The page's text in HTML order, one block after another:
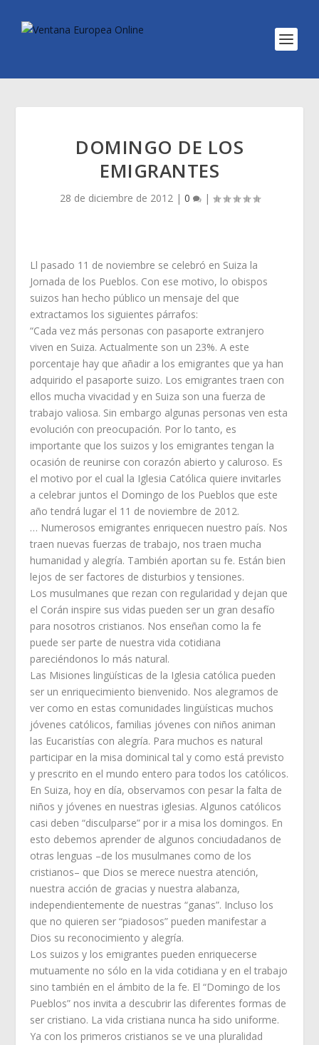
DOMINGO DE LOS
EMIGRANTES
28 de diciembre de 2012| 0 |
Ll pasado 11 de noviembre se celebró en Suiza la
Jornada de los Pueblos. Con ese motivo, lo obispos
suizos han hecho público un mensaje del que
extractamos los siguientes párrafos:
“Cada vez más personas con pasaporte extranjero
viven en Suiza. Actualmente son un 23%. A este
porcentaje hay que añadir a los emigrantes que ya han
adquirido el pasaporte suizo. Los emigrantes traen con
ellos mucha vivacidad y en Suiza son una fuerza de
trabajo valiosa. Sin embargo algunas personas ven esta
evolución con preocupación. Por lo tanto, es
importante que los suizos y los emigrantes tengan la
ocasión de reunirse con corazón abierto y caluroso. Es
el motivo por el cual la Iglesia Católica quiere invitarles
a celebrar juntos el Domingo de los Pueblos que este
año tendrá lugar el 11 de noviembre de 2012.
… Numerosos emigrantes enriquecen nuestro país. Nos
traen nuevas fuerzas de trabajo, nos traen mucha
humanidad y alegría. También aportan su fe. Están bien
lejos de ser factores de disturbios y tensiones.
Los musulmanes que rezan con regularidad y dejan que
el Corán inspire sus vidas pueden ser un gran desafío
para nosotros cristianos. Nos enseñan como la fe
puede ser parte de nuestra vida cotidiana
pareciéndonos lo más natural.
Las Misiones lingüísticas de la Iglesia católica pueden
ser un enriquecimiento bienvenido. Nos alegramos de
ver como en estas comunidades lingüísticas muchos
jóvenes católicos, familias jóvenes con niños animan
las Eucaristías con alegría. Para muchos es natural
participar en la misa dominical tal y como está previsto
y prescrito en el mundo entero para todos los católicos.
En Suiza, hoy en día, observamos con pesar la falta de
niños y jóvenes en nuestras iglesias. Algunos católicos
casi deben “disculparse” por ir a misa los domingos. En
esto debemos aprender de algunos conciudadanos de
otras lenguas –de los musulmanes como de los
cristianos– que Dios se merece nuestra atención,
nuestra acción de gracias y nuestra alabanza,
independientemente de nuestras “ganas”. Incluso los
que no quieren ser “piadosos” pueden manifestar a
Dios su reconocimiento y alegría.
Los suizos y los emigrantes pueden enriquecerse
mutuamente no sólo en la vida cotidiana y en el trabajo
sino también en el ámbito de la fe. El “Domingo de los
Pueblos” nos invita a descubrir las diferentes formas de
ser cristiano. La vida cristiana nunca ha sido uniforme.
Ya con los primeros cristianos se ve una pluralidad